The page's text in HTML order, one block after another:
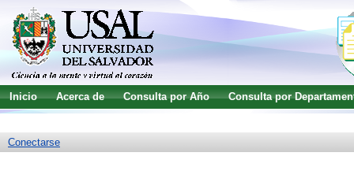
Inicio Acerca de Consulta por Año
Consulta por
Conectarse